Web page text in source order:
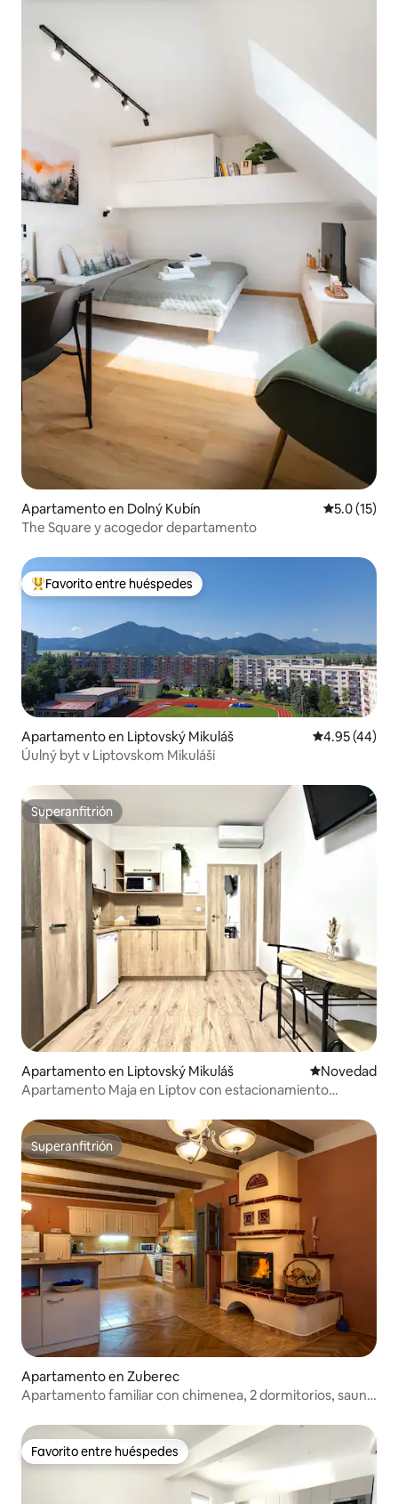
Apartamento en Dolný Kubín Calificación
5.0 (15)
The Square y acogedor departamento
Favorito entre huéspedes preferido
Favorito entre huéspedes
Apartamento en Liptovský Mikuláš Calificación
4.95 (44)
Úulný byt v Liptovskom Mikuláši
Superanfitrión
Superanfitrión
Apartamento en Liptovský Mikuláš Lugar para
Novedad
Apartamento Maja en Liptov con estacionamiento
Superanfitrión
Superanfitrión
Apartamento en Zuberec
Apartamento familiar con chimenea, 2 dormitorios, sauna
Favorito entre huéspedes
Favorito entre huéspedes